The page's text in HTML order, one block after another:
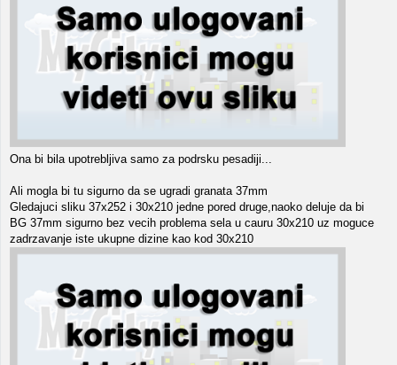
Ona bi bila upotrebljiva samo za podrsku pesadiji...
Ali mogla bi tu sigurno da se ugradi granata 37mm
Gledajuci sliku 37x252 i 30x210 jedne pored druge,naoko deluje da bi
BG 37mm sigurno bez vecih problema sela u cauru 30x210 uz moguce
zadrzavanje iste ukupne dizine kao kod 30x210